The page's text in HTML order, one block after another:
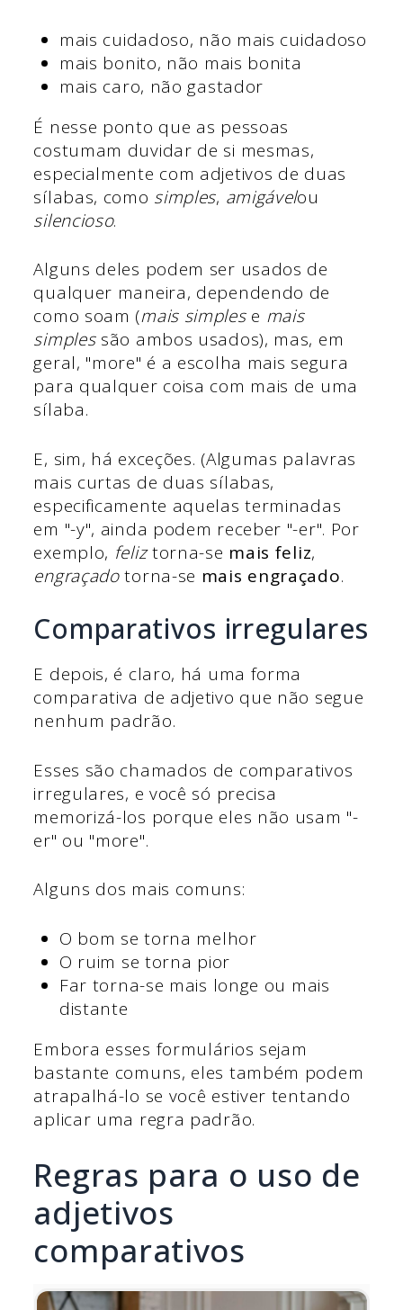
mais cuidadoso, não mais cuidadoso
mais bonito, não mais bonita
mais caro, não gastador
É nesse ponto que as pessoas
costumam duvidar de si mesmas,
especialmente com adjetivos de duas
sílabas, como simples, amigávelou
silencioso.
Alguns deles podem ser usados de
qualquer maneira, dependendo de
como soam (mais simplese mais
simplessão ambos usados), mas, em
geral, "more" é a escolha mais segura
para qualquer coisa com mais de uma
sílaba.
E, sim, há exceções. (Algumas palavras
mais curtas de duas sílabas,
especificamente aquelas terminadas
em "-y", ainda podem receber "-er". Por
exemplo, feliztorna-se mais feliz,
engraçadotorna-se mais engraçado.
Comparativos irregulares
E depois, é claro, há uma forma
comparativa de adjetivo que não segue
nenhum padrão.
Esses são chamados de comparativos
irregulares, e você só precisa
memorizá-los porque eles não usam "-
er" ou "more".
Alguns dos mais comuns:
O bom se torna melhor
O ruim se torna pior
Far torna-se mais longe ou mais
distante
Embora esses formulários sejam
bastante comuns, eles também podem
atrapalhá-lo se você estiver tentando
aplicar uma regra padrão.
Regras para o uso de
adjetivos
comparativos